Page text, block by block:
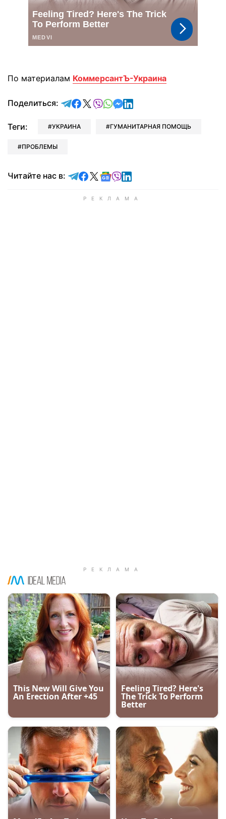
По материалам КоммерсантЪ-Украина
Поделиться: отправить в Telegram
поделиться в Facebook
поделиться в X
отправить в Viber
отправить в Whatsapp
отправить в Messenger
отправить в LinkedIn
Теги: УКРАИНА ГУМАНИТАРНАЯ ПОМОЩЬ
ПРОБЛЕМЫ
Читайте нас в: Читайте в Telegram
Читайте в Facebook
Читайте в X
Читайте в Google news
Читайте в Viber
Читайте в LinkedIn